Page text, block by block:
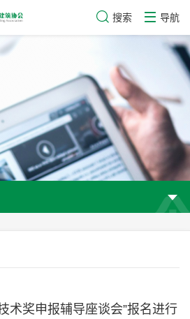
搜索 导航
术奖申报辅导座谈会”报名进行